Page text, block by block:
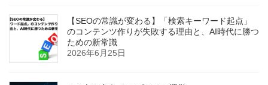
【SEOの常識が変わる】「検索キーワード起点」
のコンテンツ作りが失敗する理由と、AI時代に勝つ
ための新常識
2026年6月25日